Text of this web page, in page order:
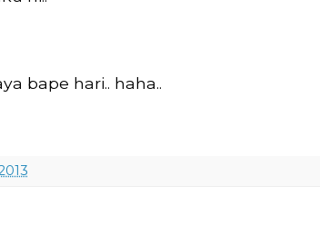
bape hari.. haha..